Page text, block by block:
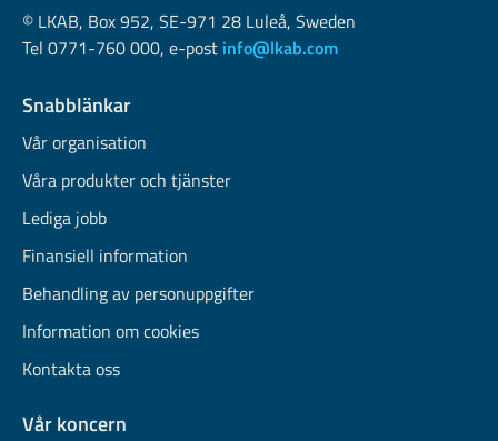
© LKAB, Box 952, SE-971 28 Luleå, Sweden
Tel 0771-760 000, e-post info@lkab.com
Snabblänkar
Vår organisation
Våra produkter och tjänster
Lediga jobb
Finansiell information
Behandling av personuppgifter
Information om cookies
Kontakta oss
Vår koncern